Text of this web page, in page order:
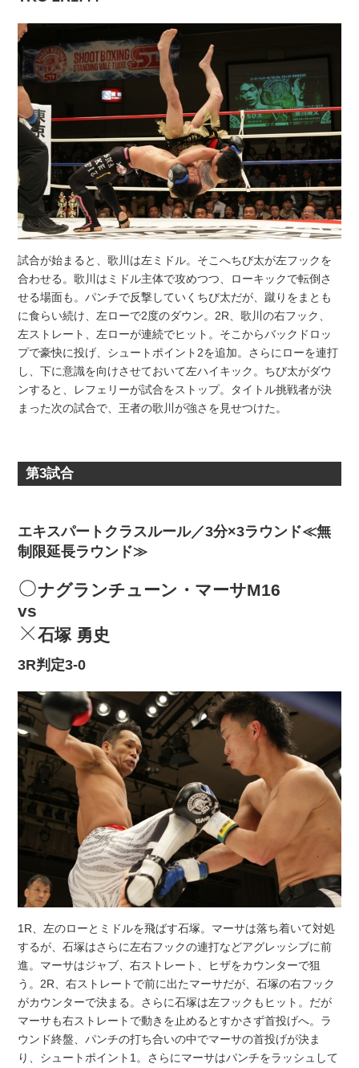
試合が始まると、歌川は左ミドル。そこへちび太が左フックを
合わせる。歌川はミドル主体で攻めつつ、ローキックで転倒さ
せる場面も。パンチで反撃していくちび太だが、蹴りをまとも
に食らい続け、左ローで2度のダウン。2R、歌川の右フック、
左ストレート、左ローが連続でヒット。そこからバックドロッ
プで豪快に投げ、シュートポイント2を追加。さらにローを連打
し、下に意識を向けさせておいて左ハイキック。ちび太がダウ
ンすると、レフェリーが試合をストップ。タイトル挑戦者が決
まった次の試合で、王者の歌川が強さを見せつけた。
第3試合
エキスパートクラスルール／3分×3ラウンド≪無
制限延長ラウンド≫
ナグランチューン・マーサM16
vs
石塚 勇史
3R判定3-0
1R、左のローとミドルを飛ばす石塚。マーサは落ち着いて対処
するが、石塚はさらに左右フックの連打などアグレッシブに前
進。マーサはジャブ、右ストレート、ヒザをカウンターで狙
う。2R、右ストレートで前に出たマーサだが、石塚の右フック
がカウンターで決まる。さらに石塚は左フックもヒット。だが
マーサも右ストレートで動きを止めるとすかさず首投げへ。ラ
ウンド終盤、パンチの打ち合いの中でマーサの首投げが決ま
り、シュートポイント1。さらにマーサはパンチをラッシュして